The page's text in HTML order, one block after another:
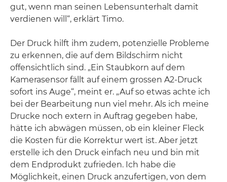
gut, wenn man seinen Lebensunterhalt damit
verdienen will“, erklärt Timo.
Der Druck hilft ihm zudem, potenzielle Probleme
zu erkennen, die auf dem Bildschirm nicht
offensichtlich sind. „Ein Staubkorn auf dem
Kamerasensor fällt auf einem grossen A2-Druck
sofort ins Auge“, meint er. „Auf so etwas achte ich
bei der Bearbeitung nun viel mehr. Als ich meine
Drucke noch extern in Auftrag gegeben habe,
hätte ich abwägen müssen, ob ein kleiner Fleck
die Kosten für die Korrektur wert ist. Aber jetzt
erstelle ich den Druck einfach neu und bin mit
dem Endprodukt zufrieden. Ich habe die
Möglichkeit, einen Druck anzufertigen, von dem